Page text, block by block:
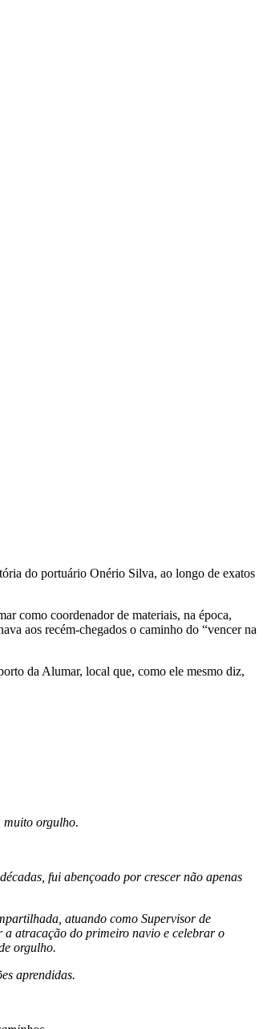
do portuário Onério Silva, ao longo de exatos
como coordenador de materiais, na época,
aos recém-chegados o caminho do “vencer na
da Alumar, local que, como ele mesmo diz,
muito orgulho.
fui abençoado por crescer não apenas
atuando como Supervisor de
atracação do primeiro navio e celebrar o
orgulho.
aprendidas.